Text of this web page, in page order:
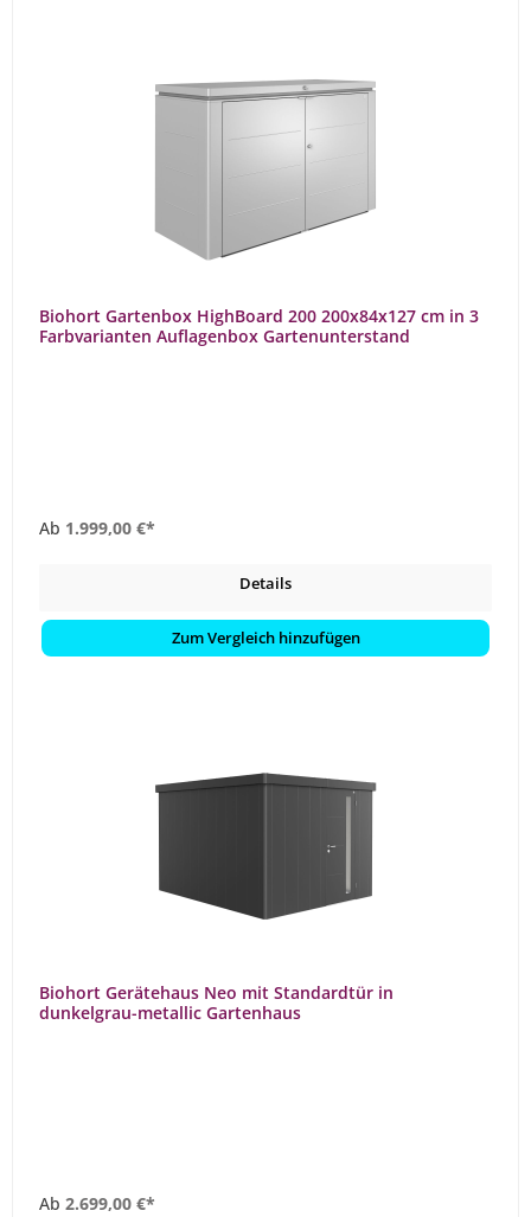
Biohort Gartenbox HighBoard 200 200x84x127 cm in 3
Farbvarianten Auflagenbox Gartenunterstand
Ab 1.999,00 €*
Details
Zum Vergleich hinzufügen
Biohort Gerätehaus Neo mit Standardtür in
dunkelgrau-metallic Gartenhaus
Ab 2.699,00 €*